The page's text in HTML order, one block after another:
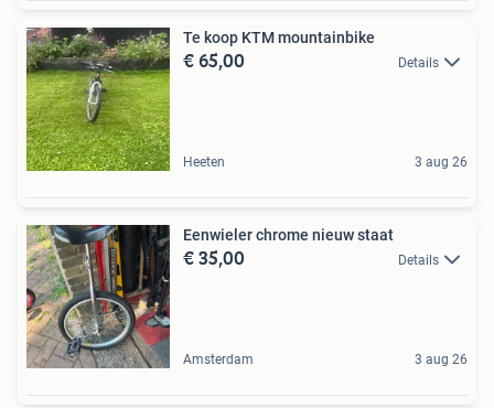
Te koop KTM mountainbike
€ 65,00 Details
Heeten 3 aug 26
Eenwieler chrome nieuw staat
€ 35,00 Details
Amsterdam 3 aug 26